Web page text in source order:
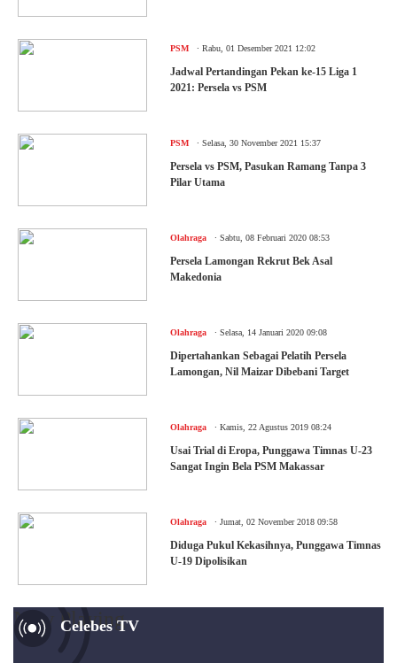
PSM Rabu, 01 Desember 2021 12:02
Jadwal Pertandingan Pekan ke-15 Liga 1
2021: Persela vs PSM
PSM Selasa, 30 November 2021 15:37
Persela vs PSM, Pasukan Ramang Tanpa 3
Pilar Utama
Olahraga Sabtu, 08 Februari 2020 08:53
Persela Lamongan Rekrut Bek Asal
Makedonia
Olahraga Selasa, 14 Januari 2020 09:08
Dipertahankan Sebagai Pelatih Persela
Lamongan, Nil Maizar Dibebani Target
Olahraga Kamis, 22 Agustus 2019 08:24
Usai Trial di Eropa, Punggawa Timnas U-23
Sangat Ingin Bela PSM Makassar
Olahraga Jumat, 02 November 2018 09:58
Diduga Pukul Kekasihnya, Punggawa Timnas
U-19 Dipolisikan
Celebes TV
Now Playing